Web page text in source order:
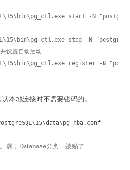
start -N
stop -N
设置自动启动
register -N
本地连接时不需要密码的。
。属于Database分类，被贴了